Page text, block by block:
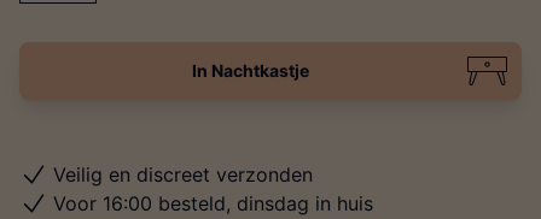
In Nachtkastje
Veilig en discreet verzonden
Voor 16:00 besteld, dinsdag in huis